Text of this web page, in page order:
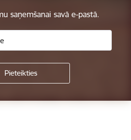
saņemšanai savā e-pastā.